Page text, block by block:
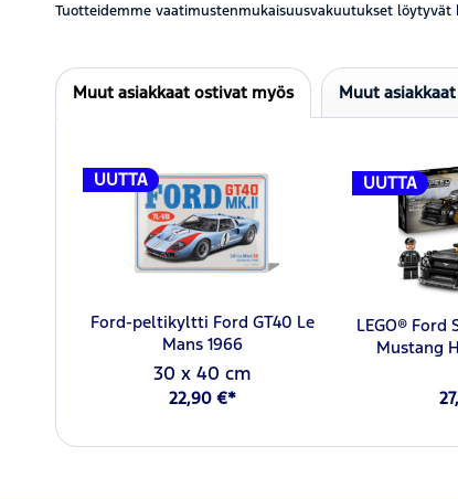
Tuotteidemme vaatimustenmukaisuusvakuutukset löytyvät
Muut asiakkaat ostivat myös Muut
UUTTA
Ford-peltikyltti Ford GT40 Le
Mans 1966
30 x 40 cm
22,90 €*
UUTTA
LEGO® Ford
Mustang